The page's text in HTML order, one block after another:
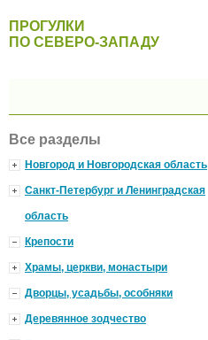
ПРОГУЛКИ
ПО СЕВЕРО-ЗАПАДУ
Все разделы
Новгород и Новгородская область
Санкт-Петербург и Ленинградская
область
Крепости
Храмы, церкви, монастыри
Дворцы, усадьбы, особняки
Деревянное зодчество